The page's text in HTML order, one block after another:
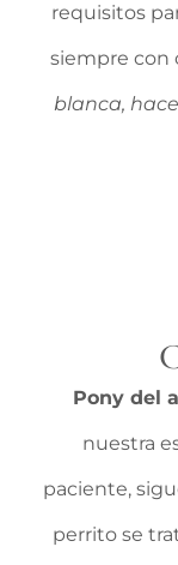
requisitos
siempre con
blanca,
Pony del
nuestra
paciente,
perrito se